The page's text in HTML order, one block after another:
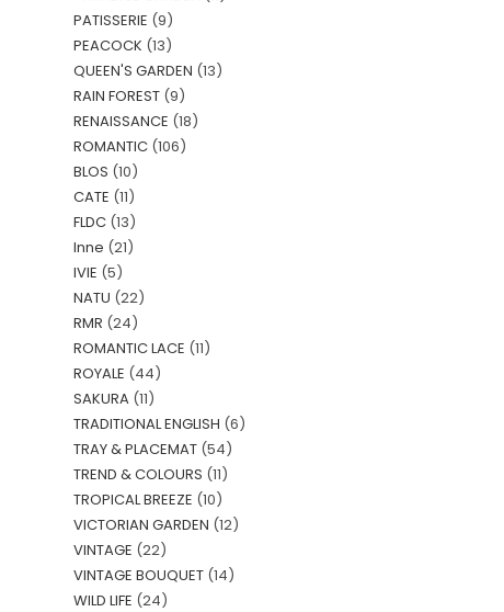
PATISSERIE (9)
PEACOCK (13)
QUEEN'S GARDEN (13)
RAIN FOREST (9)
RENAISSANCE (18)
ROMANTIC (106)
BLOS (10)
CATE (11)
FLDC (13)
Inne (21)
IVIE (5)
NATU (22)
RMR (24)
ROMANTIC LACE (11)
ROYALE (44)
SAKURA (11)
TRADITIONAL ENGLISH (6)
TRAY & PLACEMAT (54)
TREND & COLOURS (11)
TROPICAL BREEZE (10)
VICTORIAN GARDEN (12)
VINTAGE (22)
VINTAGE BOUQUET (14)
WILD LIFE (24)